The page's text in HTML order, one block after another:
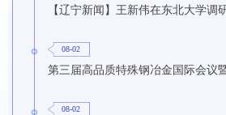
【辽宁新闻】王新伟在东北大学调
08-02
08-02